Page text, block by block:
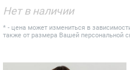
Нет в наличии
* - цена может измениться в
также от размера Вашей персональной